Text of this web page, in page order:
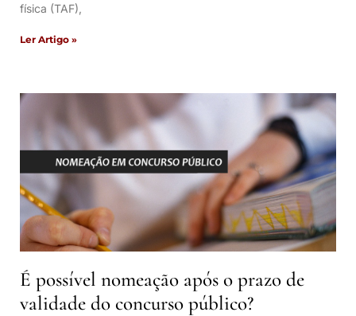
física (TAF),
Ler Artigo »
É possível nomeação após o prazo de
validade do concurso público?